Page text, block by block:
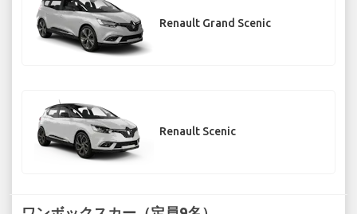
Renault Grand Scenic
Renault Scenic